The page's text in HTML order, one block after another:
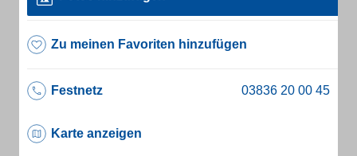
Zu meinen Favoriten hinzufügen
Festnetz
Karte anzeigen